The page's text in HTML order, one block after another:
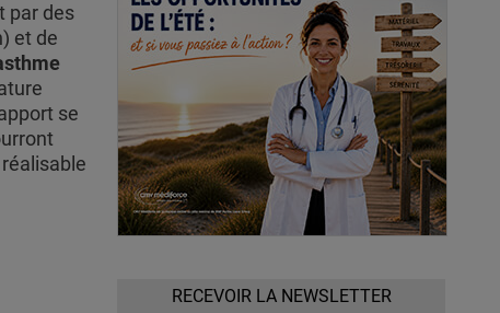
par des
et de
se
RECEVOIR LA NEWSLETTER